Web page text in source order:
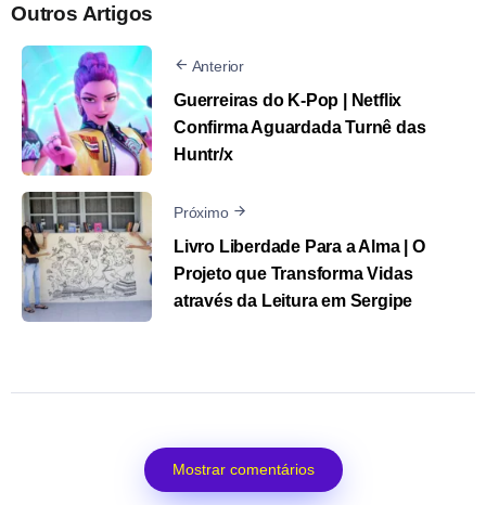
Outros Artigos
Anterior
Guerreiras do K-Pop | Netflix
Confirma Aguardada Turnê das
Huntr/x
Próximo
Livro Liberdade Para a Alma | O
Projeto que Transforma Vidas
através da Leitura em Sergipe
Mostrar comentários